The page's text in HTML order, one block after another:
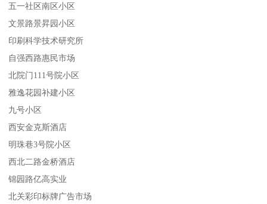
五一社区南区小区
文景路景昇园小区
印刷科学技术研究所
自强西路惠民市场
北院门111号院小区
雅逸花园补建小区
九号小区
西安金克斯酒店
明珠巷3号院小区
西北二路金桥酒店
锦园路亿高实业
北关彩印标牌广告市场